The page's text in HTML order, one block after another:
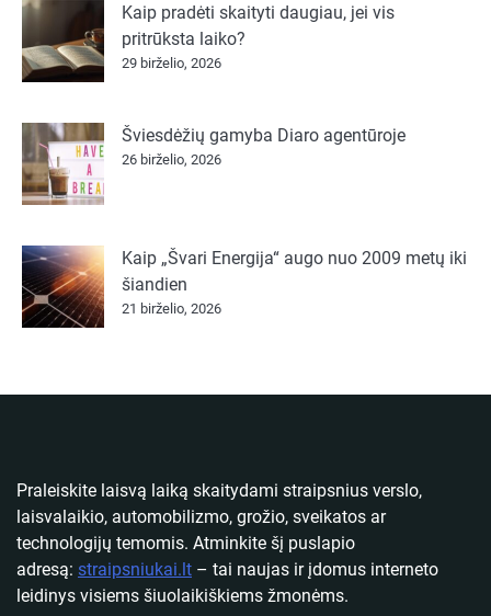
Kaip pradėti skaityti daugiau, jei vis
pritrūksta laiko?
29 birželio, 2026
Šviesdėžių gamyba Diaro agentūroje
26 birželio, 2026
Kaip „Švari Energija“ augo nuo 2009 metų iki
šiandien
21 birželio, 2026
Praleiskite laisvą laiką skaitydami straipsnius verslo,
laisvalaikio, automobilizmo, grožio, sveikatos ar
technologijų temomis. Atminkite šį puslapio
adresą: straipsniukai.lt – tai naujas ir įdomus interneto
leidinys visiems šiuolaikiškiems žmonėms.